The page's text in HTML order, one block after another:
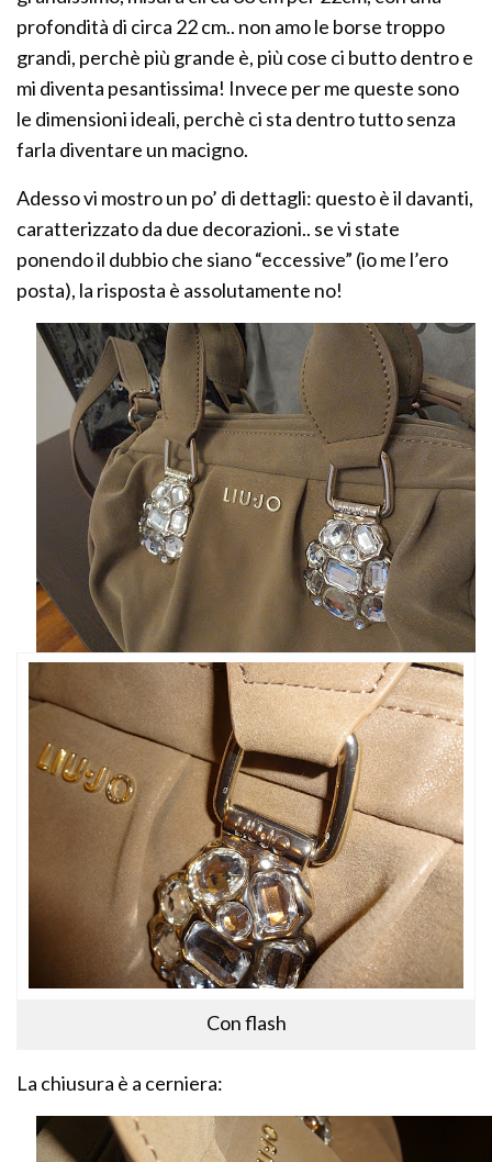
profondità di circa 22 cm.. non amo le borse troppo
grandi, perchè più grande è, più cose ci butto dentro e
mi diventa pesantissima! Invece per me queste sono
le dimensioni ideali, perchè ci sta dentro tutto senza
farla diventare un macigno.
Adesso vi mostro un po’ di dettagli: questo è il davanti,
caratterizzato da due decorazioni.. se vi state
ponendo il dubbio che siano “eccessive” (io me l’ero
posta), la risposta è assolutamente no!
Con flash
La chiusura è a cerniera: